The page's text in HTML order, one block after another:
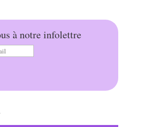
à notre infolettre